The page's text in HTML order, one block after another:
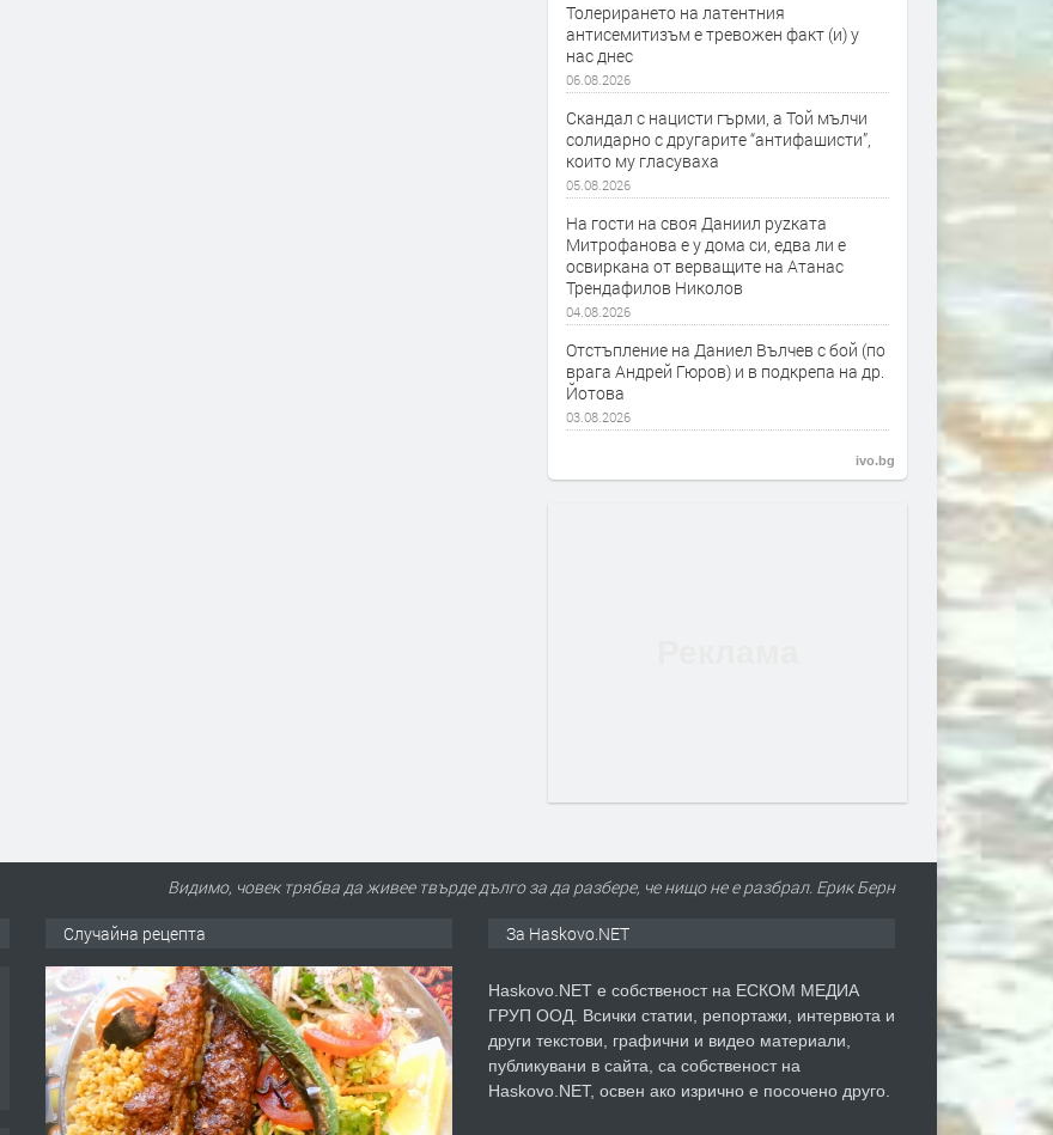
Толерирането на латентния
антисемитизъм е тревожен факт (и) у
нас днес
06.08.2026
Скандал с нацисти гърми, а Той мълчи
солидарно с другарите “антифашисти”,
които му гласуваха
05.08.2026
На гости на своя Даниил руzката
Митрофанова е у дома си, едва ли е
освиркана от верващите на Атанас
Трендафилов Николов
04.08.2026
Отстъпление на Даниел Вълчев с бой (по
врага Андрей Гюров) и в подкрепа на др.
Йотова
03.08.2026
ivo.bg
Видимо, човек трябва да живее твърде дълго за да разбере, че нищо не е разбрал. Ерик Берн
Случайна рецепта За Haskovo.NET
Haskovo.NET е собственост на ЕСКОМ МЕДИА
ГРУП ООД. Всички статии, репортажи, интервюта и
други текстови, графични и видео материали,
публикувани в сайта, са собственост на
Haskovo.NET, освен ако изрично е посочено друго.